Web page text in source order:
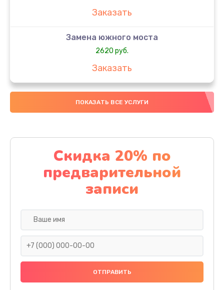
Заказать
Замена южного моста
2620 руб.
Заказать
Чистка от пыли
940 руб.
Настройка ОС
1060 руб.
Заказать
Замена видеочипа
2990 руб.
ПОКАЗАТЬ ВСЕ УСЛУГИ
Скидка 20% по
предварительной
записи